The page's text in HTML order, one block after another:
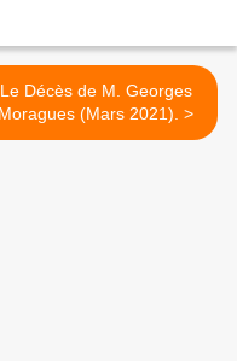
Le Décès de M. Georges
Moragues (Mars 2021). >